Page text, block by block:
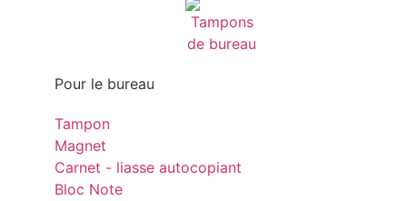
Pour le bureau
Tampon
Magnet
Carnet - liasse autocopiant
Bloc Note